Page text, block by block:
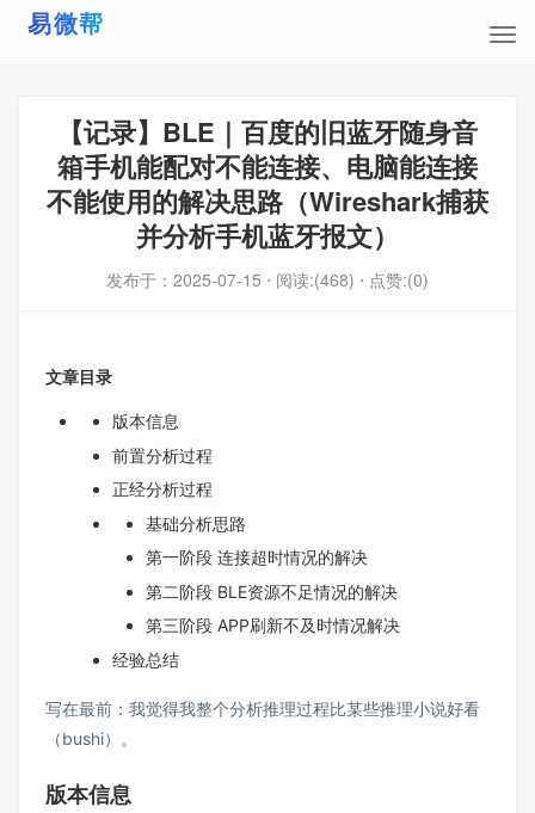
【记录】BLE｜百度的旧蓝牙随身音
箱手机能配对不能连接、电脑能连接
不能使用的解决思路（Wireshark捕获
并分析手机蓝牙报文）
发布于： 2025-07-15 ⋅ 阅读:(468) ⋅ 点赞:(0)
文章目录
版本信息
前置分析过程
正经分析过程
基础分析思路
第一阶段 连接超时情况的解决
第二阶段 BLE资源不足情况的解决
第三阶段 APP刷新不及时情况解决
经验总结
写在最前：我觉得我整个分析推理过程比某些推理小说好看
（bushi）。
版本信息